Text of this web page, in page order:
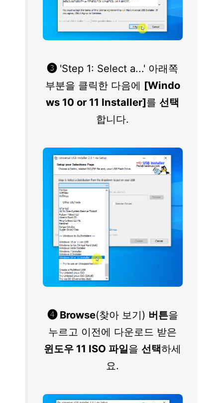
❸'Step 1: Select a...' 아래쪽
부분을 클릭한 다음에 [Windo
ws 10 or 11 Installer]를 선택
합니다.
❹ Browse(찾아 보기) 버튼을
누르고 이전에 다운로드 받은
윈도우 11 ISO 파일을 선택하세
요.